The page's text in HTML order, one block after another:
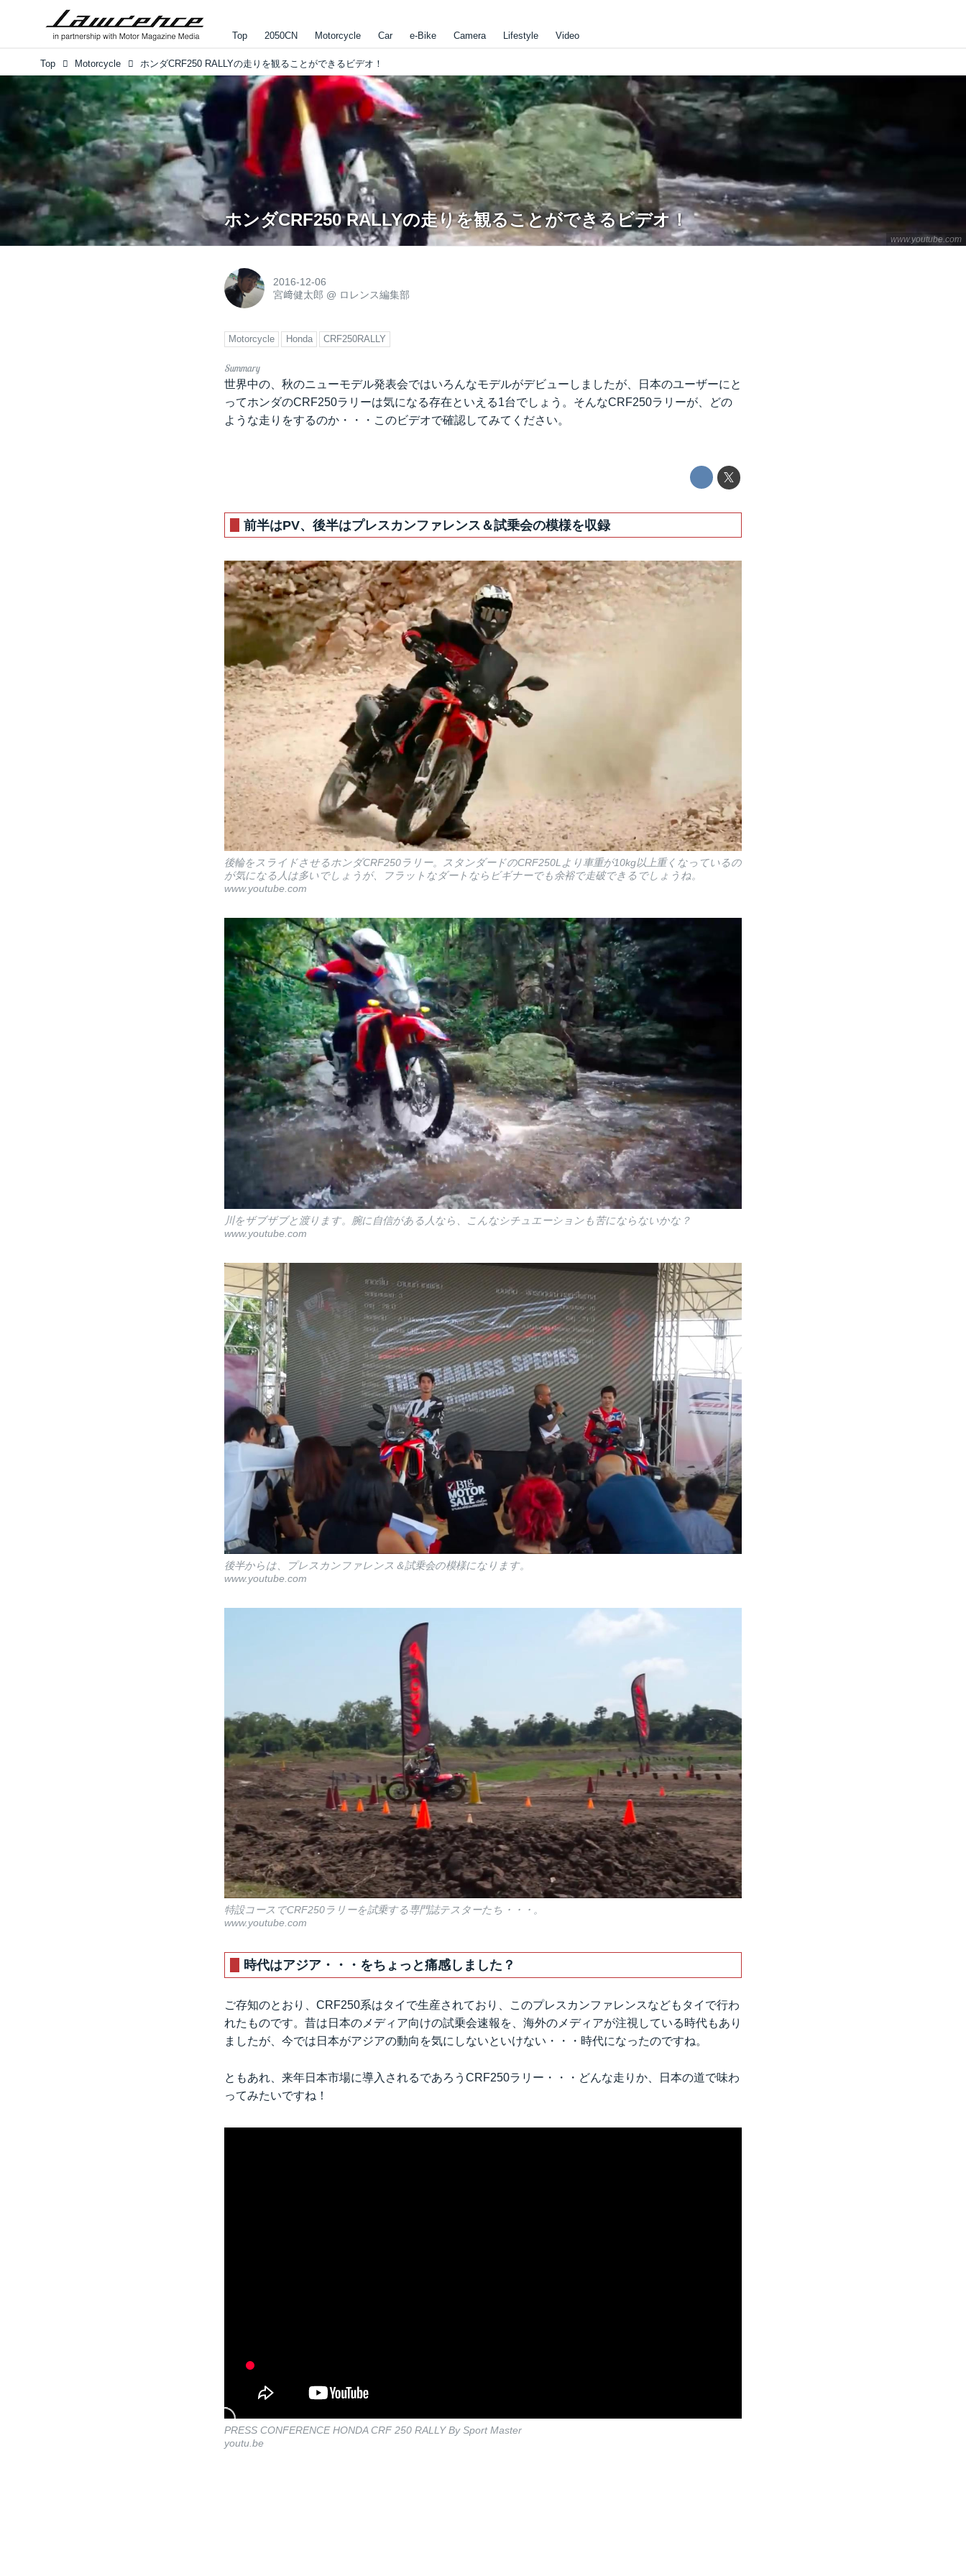
Top 2050CN Motorcycle Car e-Bike Camera Lifestyle Video
Top Motorcycle ホンダCRF250 RALLYの走りを観ることができるビデオ！
www.youtube.com
ホンダCRF250 RALLYの走りを観ることができるビデオ！
2016-12-06
宮﨑健太郎 @ ロレンス編集部
Motorcycle Honda CRF250RALLY
世界中の、秋のニューモデル発表会ではいろんなモデルがデビューしましたが、日本のユーザーにと
ってホンダのCRF250ラリーは気になる存在といえる1台でしょう。そんなCRF250ラリーが、どの
ような走りをするのか・・・このビデオで確認してみてください。
前半はPV、後半はプレスカンファレンス＆試乗会の模様を収録
後輪をスライドさせるホンダCRF250ラリー。スタンダードのCRF250Lより車重が10kg以上重くなっているの
が気になる人は多いでしょうが、フラットなダートならビギナーでも余裕で走破できるでしょうね。
www.youtube.com
川をザブザブと渡ります。腕に自信がある人なら、こんなシチュエーションも苦にならないかな？
www.youtube.com
後半からは、プレスカンファレンス＆試乗会の模様になります。
www.youtube.com
特設コースでCRF250ラリーを試乗する専門誌テスターたち・・・。
www.youtube.com
時代はアジア・・・をちょっと痛感しました？
ご存知のとおり、CRF250系はタイで生産されており、このプレスカンファレンスなどもタイで行わ
れたものです。昔は日本のメディア向けの試乗会速報を、海外のメディアが注視している時代もあり
ましたが、今では日本がアジアの動向を気にしないといけない・・・時代になったのですね。
ともあれ、来年日本市場に導入されるであろうCRF250ラリー・・・どんな走りか、日本の道で味わ
ってみたいですね！
PRESS CONFERENCE HONDA CRF 250 RALLY By Sport Master
youtu.be